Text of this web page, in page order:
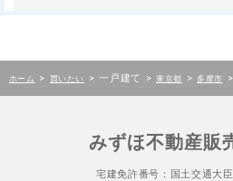
ホーム > 買いたい > 一戸建て > 東京都 > 多摩市 >
みずほ不動産販
宅建免許番号：国土交通大